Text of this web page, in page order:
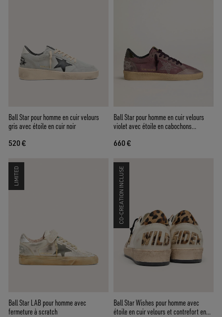
Ball Star pour homme en cuir velours
gris avec étoile en cuir noir
520 €
Ball Star pour homme en cuir velours
violet avec étoile en cabochons
noir
660 €
LIMITED
Ball Star LAB pour homme avec
fermeture à scratch
CO-CREATION INCLUSE
Ball Star Wishes pour homme avec
étoile en cuir velours et contrefort en